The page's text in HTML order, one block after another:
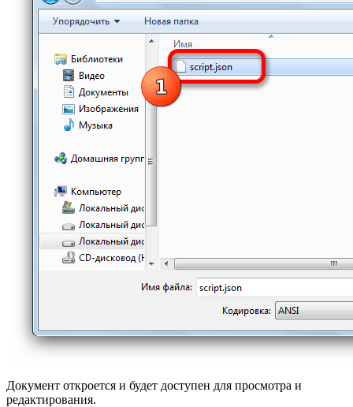
Документ откроется и будет доступен для просмотра и
редактирования.